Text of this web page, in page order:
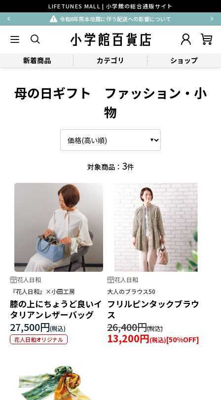
LIFETUNES MALL | 小学館の総合通販サイト
令和8年熊本地震に伴う配送への影響について
新着商品 カテゴリ ショップ
母の日ギフト ファッション・小
物
対象商品： 3件
花人日和
『花人日和』×小田工房
膝の上にちょうど良いイ
タリアンレザーバッグ
27,500円
花人日和オリジナル
花人日和
大人のブラウス50
フリルピンタックブラウ
ス
26,400円
13,200円 [50%OFF]